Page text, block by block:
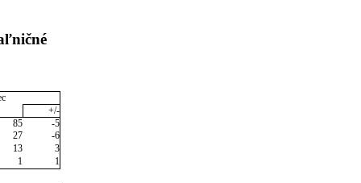
+/-
85
-5
27
-6
13
3
1
1